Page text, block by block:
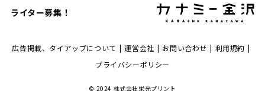
ライター募集！
広告掲載、タイアップについて 運営会社 お問い合わせ
利用規約
プライバシーポリシー
© 2024 株式会社栄光プリント